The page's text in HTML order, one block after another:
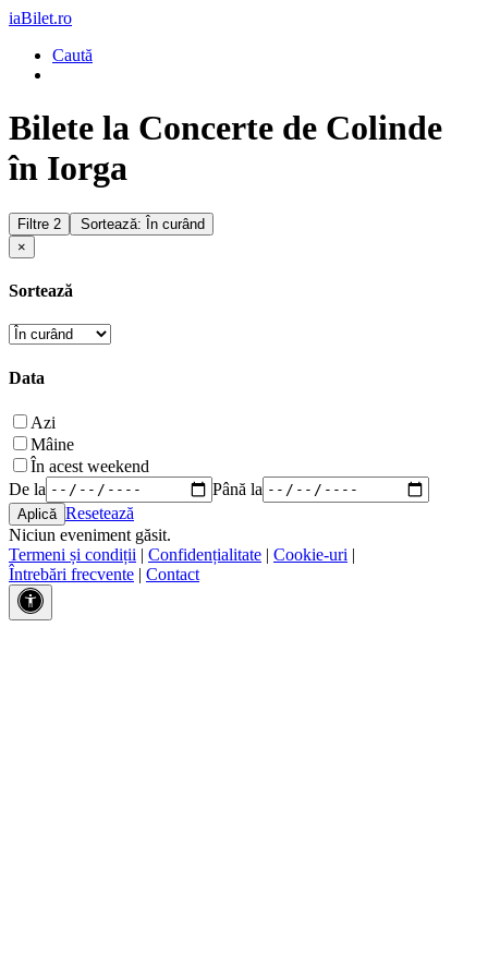
iaBilet.ro
Caută
Bilete la Concerte de Colinde
în Iorga
Filtre 2
Sortează: În curând
×
Sortează
Data
Azi
Mâine
În acest weekend
De la
Până la
Resetează
Niciun eveniment găsit.
Termeni și condiții | Confidențialitate | Cookie-uri |
Întrebări frecvente | Contact